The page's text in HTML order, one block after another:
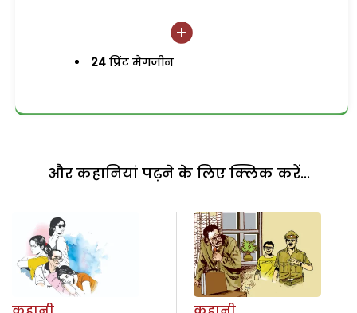
24 प्रिंट मैगजीन
और कहानियां पढ़ने के लिए क्लिक करें...